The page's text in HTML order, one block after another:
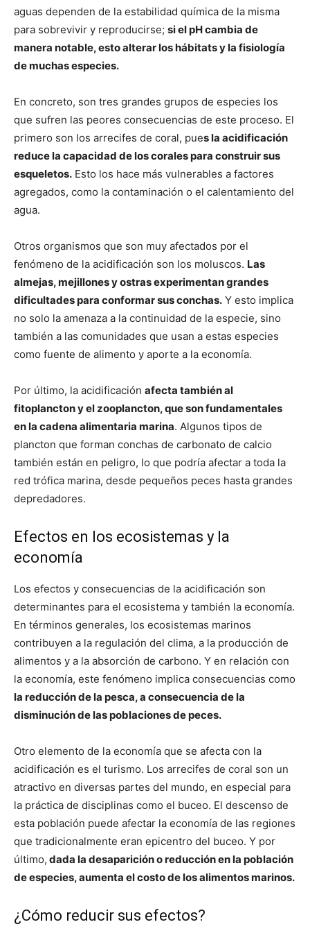
aguas dependen de la estabilidad química de la misma
para sobrevivir y reproducirse; si el pH cambia de
manera notable, esto alterar los hábitats y la fisiología
de muchas especies.
En concreto, son tres grandes grupos de especies los
que sufren las peores consecuencias de este proceso. El
primero son los arrecifes de coral, pues la acidificación
reduce la capacidad de los corales para construir sus
esqueletos. Esto los hace más vulnerables a factores
agregados, como la contaminación o el calentamiento del
agua.
Otros organismos que son muy afectados por el
fenómeno de la acidificación son los moluscos. Las
almejas, mejillones y ostras experimentan grandes
dificultades para conformar sus conchas. Y esto implica
no solo la amenaza a la continuidad de la especie, sino
también a las comunidades que usan a estas especies
como fuente de alimento y aporte a la economía.
Por último, la acidificación afecta también al
fitoplancton y el zooplancton, que son fundamentales
en la cadena alimentaria marina. Algunos tipos de
plancton que forman conchas de carbonato de calcio
también están en peligro, lo que podría afectar a toda la
red trófica marina, desde pequeños peces hasta grandes
depredadores.
Efectos en los ecosistemas y la
economía
Los efectos y consecuencias de la acidificación son
determinantes para el ecosistema y también la economía.
En términos generales, los ecosistemas marinos
contribuyen a la regulación del clima, a la producción de
alimentos y a la absorción de carbono. Y en relación con
la economía, este fenómeno implica consecuencias como
la reducción de la pesca, a consecuencia de la
disminución de las poblaciones de peces.
Otro elemento de la economía que se afecta con la
acidificación es el turismo. Los arrecifes de coral son un
atractivo en diversas partes del mundo, en especial para
la práctica de disciplinas como el buceo. El descenso de
esta población puede afectar la economía de las regiones
que tradicionalmente eran epicentro del buceo. Y por
último, dada la desaparición o reducción en la población
de especies, aumenta el costo de los alimentos marinos.
¿Cómo reducir sus efectos?